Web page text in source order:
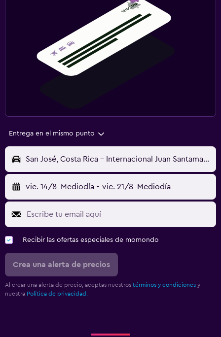
Entrega en el mismo punto
San José, Costa Rica - Internacional Juan Santamaría (SJO)
vie. 14/8 Mediodía - vie. 21/8 Mediodía
Recibir las ofertas especiales de momondo
Crea una alerta de precios
Al crear una alerta de precio, aceptas nuestros términos y condiciones y
nuestra Política de privacidad.